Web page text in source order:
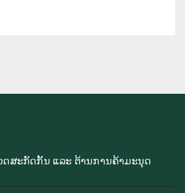
ສະກັດກັ້ນ ແລະ ຕ້ານການຄ້າມະນຸດ